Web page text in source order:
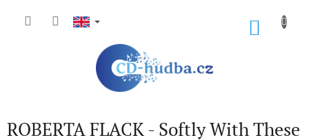
ROBERTA FLACK - Softly With These